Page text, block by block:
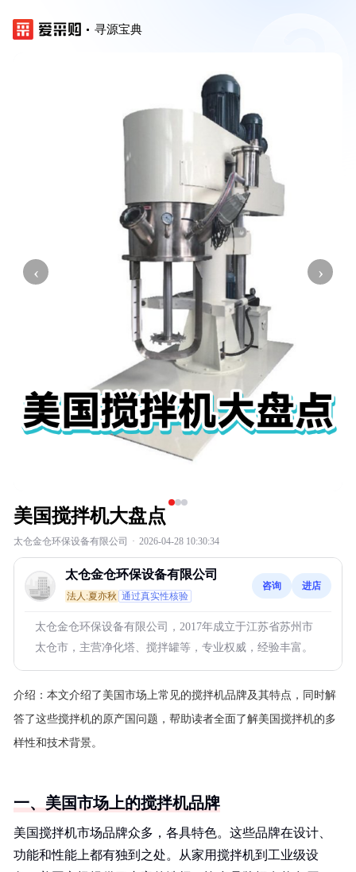
寻源宝典
‹ ›
美国搅拌机大盘点
太仓金仓环保设备有限公司 · 2026-04-28 10:30:34
太仓金仓环保设备有限公司
法人:夏亦秋 通过真实性核验
咨询 进店
太仓金仓环保设备有限公司，2017年成立于江苏省苏州市
太仓市，主营净化塔、搅拌罐等，专业权威，经验丰富。
介绍： 本文介绍了美国市场上常见的搅拌机品牌及其特点，同时解
答了这些搅拌机的原产国问题，帮助读者全面了解美国搅拌机的多
样性和技术背景。
一、美国市场上的搅拌机品牌
美国搅拌机市场品牌众多，各具特色。这些品牌在设计、
功能和性能上都有独到之处。从家用搅拌机到工业级设